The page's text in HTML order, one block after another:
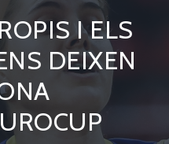
I ELS
DEIXEN